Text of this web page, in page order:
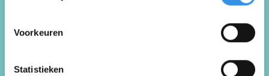
Voorkeuren
Statistieken